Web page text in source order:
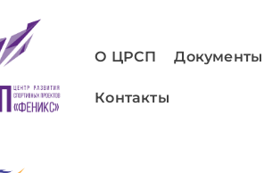
О ЦРСП
Документы
Контакты